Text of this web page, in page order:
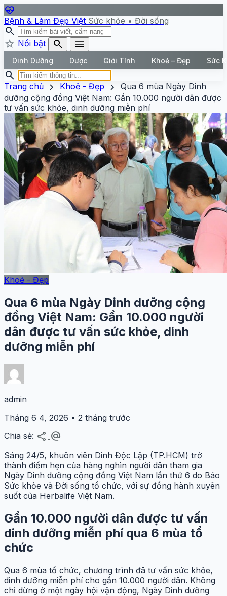
ecg_heart
Bệnh & Làm Đẹp Việt Sức khỏe • Đời sống
search
star Nổi bật search menu
Dinh Dưỡng Dược Giới Tính Khoẻ – Đẹp Sức
search
Trang chủ chevron_right Khoẻ - Đẹp chevron_right
Qua 6 mùa Ngày Dinh
dưỡng cộng đồng Việt Nam: Gần 10.000 người dân được
tư vấn sức khỏe, dinh dưỡng miễn phí
Khoẻ - Đẹp
Qua 6 mùa Ngày Dinh dưỡng cộng
đồng Việt Nam: Gần 10.000 người
dân được tư vấn sức khỏe, dinh
dưỡng miễn phí
admin
Tháng 6 4, 2026 • 2 tháng trước
Chia sẻ: share alternate_email
Sáng 24/5, khuôn viên Dinh Độc Lập (TP.HCM) trở
thành điểm hẹn của hàng nghìn người dân tham gia
Ngày Dinh dưỡng cộng đồng Việt Nam lần thứ 6 do Báo
Sức khỏe và Đời sống tổ chức, với sự đồng hành xuyên
suốt của Herbalife Việt Nam.
Gần 10.000 người dân được tư vấn
dinh dưỡng miễn phí qua 6 mùa tổ
chức
Qua 6 mùa tổ chức, chương trình đã tư vấn sức khỏe,
dinh dưỡng miễn phí cho gần 10.000 người dân. Không
chỉ dừng ở một ngày hội vận động, Ngày Dinh dưỡng